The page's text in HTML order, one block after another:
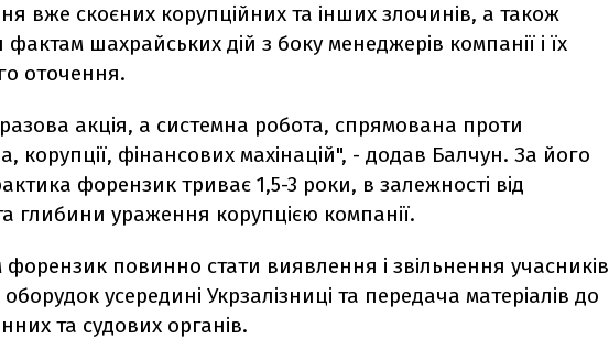
вже скоєних корупційних та інших злочинів, а також
фактам шахрайських дій з боку менеджерів компанії і їх
оточення.
акція, а системна робота, спрямована проти
корупції, фінансових махінацій", - додав Балчун. За його
форензик триває 1,5-3 роки, в залежності від
глибини ураження корупцією компанії.
форензик повинно стати виявлення і звільнення учасників
усередині Укрзалізниці та передача матеріалів до
та судових органів.